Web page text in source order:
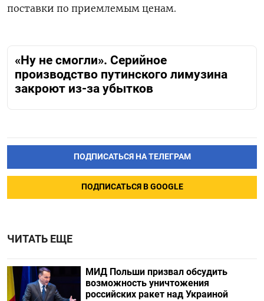
поставки по приемлемым ценам.
«Ну не смогли». Серийное
производство путинского лимузина
закроют из-за убытков
ПОДПИСАТЬСЯ НА ТЕЛЕГРАМ
ПОДПИСАТЬСЯ В GOOGLE
ЧИТАТЬ ЕЩЕ
МИД Польши призвал обсудить
возможность уничтожения
российских ракет над Украиной